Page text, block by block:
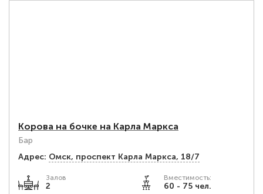
Корова на бочке на Карла Маркса
Бар
Адрес: Омск, ​проспект Карла Маркса, 18/7
Залов
2
Вместимость:
60 - 75 чел.